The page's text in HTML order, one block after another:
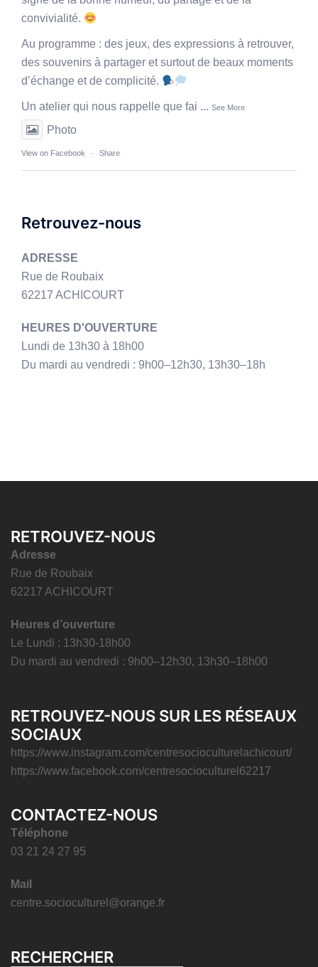
convivialité.
Au programme : des jeux, des expressions à retrouver,
des souvenirs à partager et surtout de beaux moments
d’échange et de complicité.
Un atelier qui nous rappelle que fai ... See More
Photo
View on Facebook · Share
Retrouvez-nous
ADRESSE
Rue de Roubaix
62217 ACHICOURT
HEURES D'OUVERTURE
Lundi de 13h30 à 18h00
Du mardi au vendredi : 9h00–12h30, 13h30–18h
RETROUVEZ-NOUS
Adresse
Rue de Roubaix
62217 ACHICOURT
Heures d’ouverture
Le Lundi : 13h30-18h00
Du mardi au vendredi : 9h00–12h30, 13h30–18h00
RETROUVEZ-NOUS SUR LES RÉSEAUX
SOCIAUX
https://www.instagram.com/centresocioculturelachicourt/
https://www.facebook.com/centresocioculturel62217
CONTACTEZ-NOUS
Téléphone
03 21 24 27 95
Mail
centre.socioculturel@orange.fr
RECHERCHER